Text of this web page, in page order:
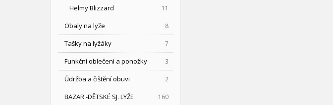
Helmy Blizzard 11
Obaly na lyže 8
Tašky na lyžáky 7
Funkční oblečení a ponožky 3
Údržba a čištění obuvi 2
BAZAR -DĚTSKÉ SJ. LYŽE 160